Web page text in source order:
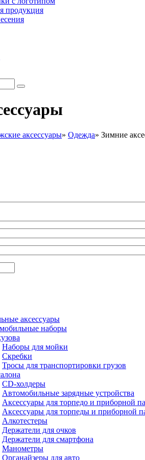
продукция
аксессуары» Одежда» Зимние
аксессуары
наборы
Наборы для мойки
Скребки
Тросы для транспортировки грузов
CD-холдеры
Автомобильные зарядные устройства
Аксессуары для торпедо и приборной
Аксессуары для торпеды и приборной
Алкотестеры
Держатели для очков
Держатели для смартфона
Манометры
Органайзеры для авто